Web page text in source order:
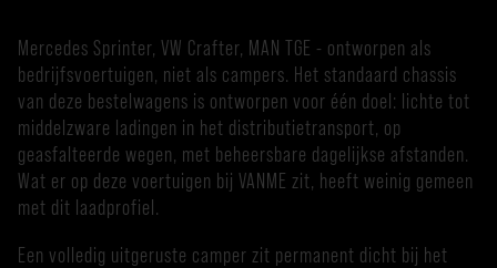
Mercedes Sprinter, VW Crafter, MAN TGE - ontworpen als
bedrijfsvoertuigen, niet als campers. Het standaard chassis
van deze bestelwagens is ontworpen voor één doel: lichte tot
middelzware ladingen in het distributietransport, op
geasfalteerde wegen, met beheersbare dagelijkse afstanden.
Wat er op deze voertuigen bij VANME zit, heeft weinig gemeen
met dit laadprofiel.
Een volledig uitgeruste camper zit permanent dicht bij het